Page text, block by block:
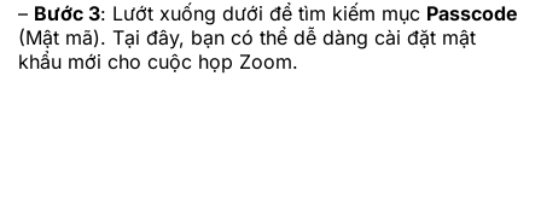
– Bước 3: Lướt xuống dưới để tìm kiếm mục Passcode
(Mật mã). Tại đây, bạn có thể dễ dàng cài đặt mật
khẩu mới cho cuộc họp Zoom.